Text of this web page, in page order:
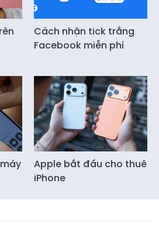
Cách nhận tick trắng
Facebook miễn phí
Apple bắt đầu cho thuê
iPhone